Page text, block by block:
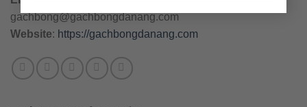
gachbong@gachbongdanang.com
Website: https://gachbongdanang.com